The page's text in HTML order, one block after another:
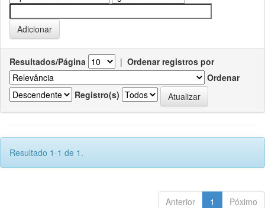
Resultados/Página | Ordenar registros por
Ordenar
Registro(s)
Resultado 1-1 de 1.
Anterior 1 Póximo